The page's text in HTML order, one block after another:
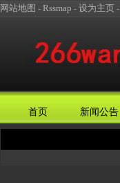
网站地图 - Rssmap - 设为主页 -
首页 新闻公告